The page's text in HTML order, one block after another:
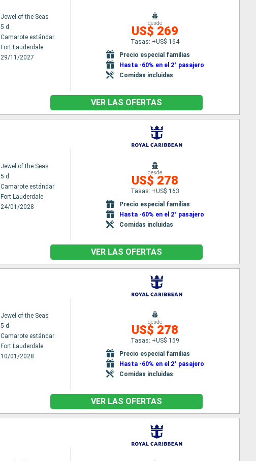
Jewel of the Seas
5 d
Camarote estándar
Fort Lauderdale
29/11/2027
desde
US$ 269
Tasas: +US$ 164
Precio especial familias
Hasta -60% en el 2° pasajero
Comidas incluidas
VER LAS OFERTAS
Jewel of the Seas
5 d
Camarote estándar
Fort Lauderdale
24/01/2028
desde
US$ 278
Tasas: +US$ 163
Precio especial familias
Hasta -60% en el 2° pasajero
Comidas incluidas
VER LAS OFERTAS
Jewel of the Seas
5 d
Camarote estándar
Fort Lauderdale
10/01/2028
desde
US$ 278
Tasas: +US$ 159
Precio especial familias
Hasta -60% en el 2° pasajero
Comidas incluidas
VER LAS OFERTAS